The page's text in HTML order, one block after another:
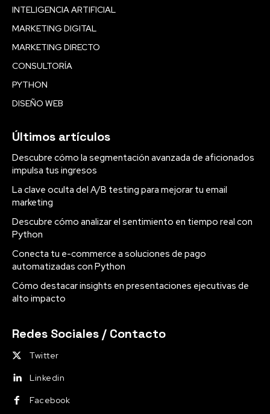
INTELIGENCIA ARTIFICIAL
MARKETING DIGITAL
MARKETING DIRECTO
CONSULTORÍA
PYTHON
DISEÑO WEB
Últimos artículos
Descubre cómo la segmentación avanzada de aficionados
impulsa tus ingresos
La clave oculta del A/B testing para mejorar tu email
marketing
Descubre cómo analizar el sentimiento en tiempo real con
Python
Conecta tu e-commerce a soluciones de pago
automatizadas con Python
Cómo destacar insights en presentaciones ejecutivas de
alto impacto
Redes Sociales / Contacto
Twitter
Linkedin
Facebook